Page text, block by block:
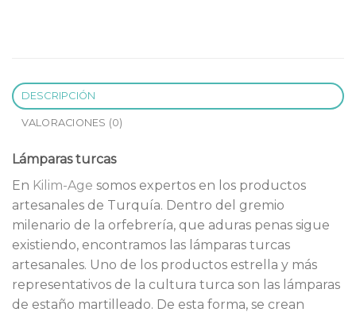
DESCRIPCIÓN
VALORACIONES (0)
Lámparas turcas
En Kilim-Age somos expertos en los productos
artesanales de Turquía. Dentro del gremio
milenario de la orfebrería, que aduras penas sigue
existiendo, encontramos las lámparas turcas
artesanales. Uno de los productos estrella y más
representativos de la cultura turca son las lámparas
de estaño martilleado. De esta forma, se crean